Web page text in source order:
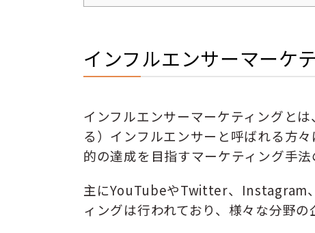
インフルエンサーマーケ
インフルエンサーマーケティングと
る）インフルエンサーと呼ばれる方
的の達成を目指すマーケティング手法
主にYouTubeやTwitter、Instagram
ィングは行われており、様々な分野の